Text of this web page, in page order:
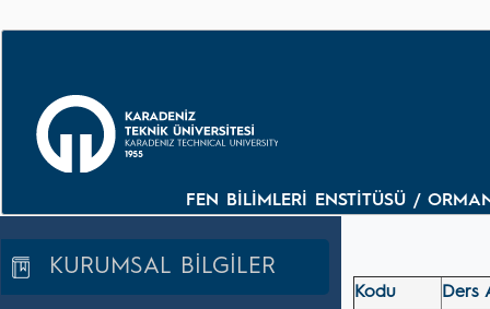
FEN BİLİMLERİ ENSTİTÜSÜ /
KURUMSAL BİLGİLER
Kodu Ders